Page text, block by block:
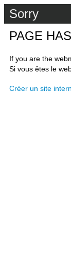
Sorry
PAGE
If you are the
Si vous êtes le
Créer un site